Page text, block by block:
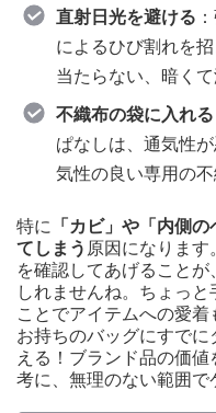
直射日光を避ける
によるひび割れを
当たらない、暗く
不織布の袋に入れる
ぱなしは、通気性
気性の良い専用の
特に 「カビ」や「内側
てしまう 原因になりま
を確認してあげること
しれませんね。ちょっ
ことでアイテムへの愛着
お持ちのバッグにすで
える！ブランド品の価
考に、無理のない範囲で